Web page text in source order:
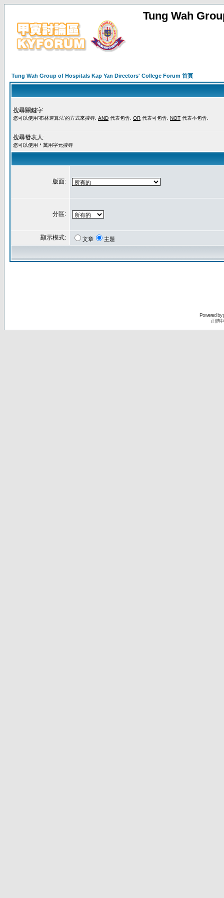
Tung Wah
Tung Wah Group of Hospitals Kap Yan Directors' College Forum 首頁
搜尋關鍵字:
您可以使用'布林運算法'的方式來搜尋. AND 代表包含. OR 代表可包含. NOT 代表不包含.
搜尋發表人:
您可以使用 * 萬用字元搜尋
版面:
分區:
顯示模式: 文章 主題
Powered by
正體